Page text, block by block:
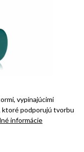
vypínajúcimi
ktoré podporujú tvorbu
informácie